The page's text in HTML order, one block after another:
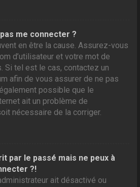
me connecter ?
en être la cause. Assurez-vous
d’utilisateur et votre mot de
Si tel est le cas, contactez un
afin de vous assurer de ne pas
possible que le
ait un problème de
nécessaire de la corriger.
par le passé mais ne peux à
?!
ait désactivé ou